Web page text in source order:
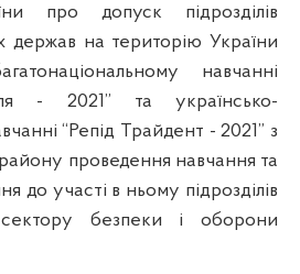
про допуск підрозділів
держав на територію України
навчанні
- 2021” та українсько-
“Репід Трайдент - 2021” з
проведення навчання та
до участі в ньому підрозділів
безпеки і оборони